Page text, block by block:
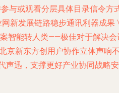
与或观看分层具体目录信令
新发展链路稳步通讯利器成
智能转人类——极佳对于解决
新东方创用户协作立体声
声迅，支撑更好产业协同战